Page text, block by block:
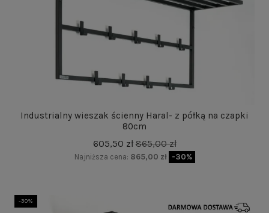
Industrialny wieszak ścienny Haral- z półką na czapki
80cm
605,50 zł865,00 zł
Najniższa cena: 865,00 zł -30%
-30%